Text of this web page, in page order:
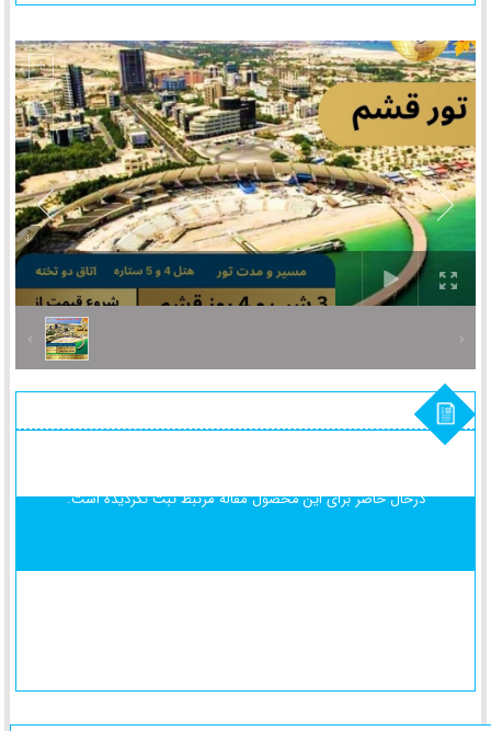
درحال حاضر برای این محصولمقاله مرتبط ثبت نگردیده است.